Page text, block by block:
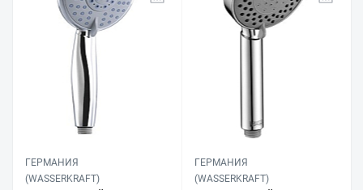
ГЕРМАНИЯ
(WASSERKRAFT)
ГЕРМАНИЯ
(WASSERKRAFT)